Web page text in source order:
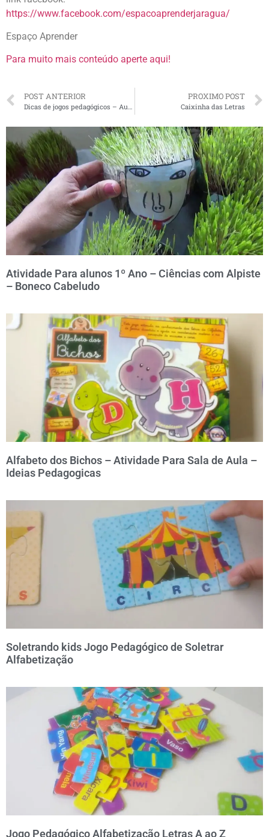
https://www.facebook.com/espacoaprenderjaragua/
Espaço Aprender
Para muito mais conteúdo aperte aqui!
POST ANTERIOR PROXIMO POST
Caixinha das Letras
Atividade Para alunos 1º Ano – Ciências com Alpiste
– Boneco Cabeludo
Alfabeto dos Bichos – Atividade Para Sala de Aula –
Ideias Pedagogicas
Soletrando kids Jogo Pedagógico de Soletrar
Alfabetização
Jogo Pedagógico Alfabetização Letras A ao Z